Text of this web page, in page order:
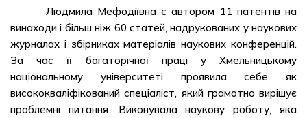
Людмила Мефодіївна є автором 11 патентів на
винаходи і більш ніж 60 статей, надрукованих у наукових
журналах і збірниках матеріалів наукових конференцій.
За час її багаторічної праці у Хмельницькому
національному університеті проявила себе як
висококваліфікований спеціаліст, який грамотно вирішує
проблемні питання. Виконувала наукову роботу, яка